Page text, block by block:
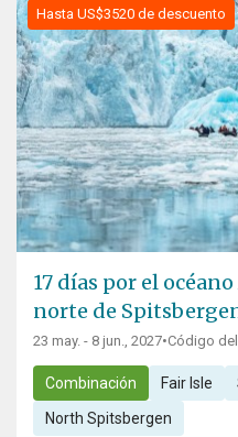
Hasta US$3520 de descuento
17 días por el
norte de
23 may. - 8 jun., 2027•Código
Combinación Fair Isle
North Spitsbergen